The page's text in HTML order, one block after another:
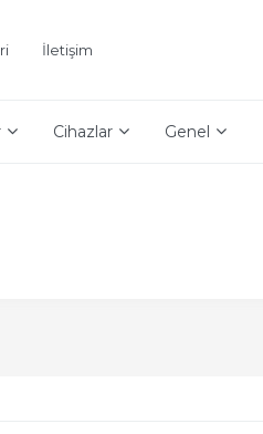
İletişim
Cihazlar Genel